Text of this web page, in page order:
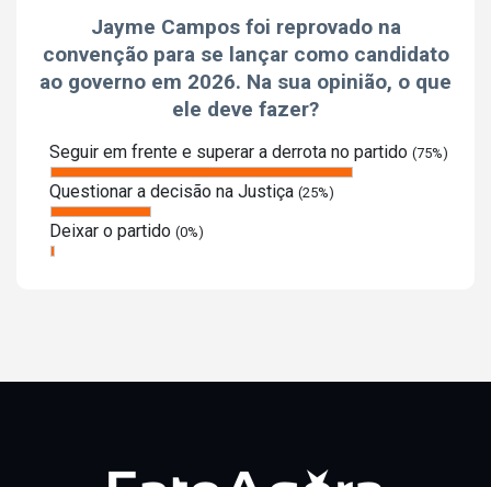
Jayme Campos foi reprovado na
convenção para se lançar como candidato
ao governo em 2026. Na sua opinião, o que
ele deve fazer?
Seguir em frente e superar a derrota no partido (75%)
Questionar a decisão na Justiça (25%)
Deixar o partido (0%)